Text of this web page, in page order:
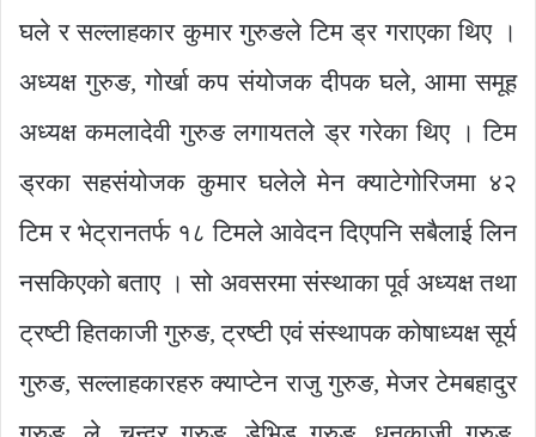
घले र सल्लाहकार कुमार गुरुङले टिम ड्र गराएका थिए ।
अध्यक्ष गुरुङ, गोर्खा कप संयोजक दीपक घले, आमा समूह
अध्यक्ष कमलादेवी गुरुङ लगायतले ड्र गरेका थिए । टिम
ड्रका सहसंयोजक कुमार घलेले मेन क्याटेगोरिजमा ४२
टिम र भेट्रानतर्फ १८ टिमले आवेदन दिएपनि सबैलाई लिन
नसकिएको बताए । सो अवसरमा संस्थाका पूर्व अध्यक्ष तथा
ट्रष्टी हितकाजी गुरुङ, ट्रष्टी एवं संस्थापक कोषाध्यक्ष सूर्य
गुरुङ, सल्लाहकारहरु क्याप्टेन राजु गुरुङ, मेजर टेमबहादुर